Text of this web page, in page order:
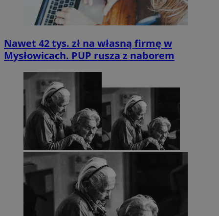
Nawet 42 tys. zł na własną firmę w
Mysłowicach. PUP rusza z naborem